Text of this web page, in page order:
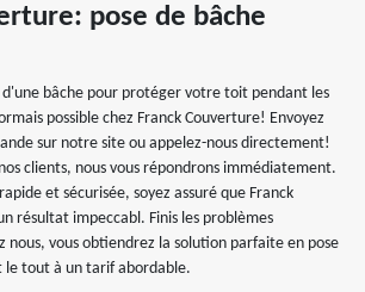
pose de bâche
d'une bâche pour protéger votre toit pendant les
possible chez Franck Couverture! Envoyez
sur notre site ou appelez-nous directement!
clients, nous vous répondrons immédiatement.
et sécurisée, soyez assuré que Franck
résultat impeccabl. Finis les problèmes
vous obtiendrez la solution parfaite en pose
tout à un tarif abordable.